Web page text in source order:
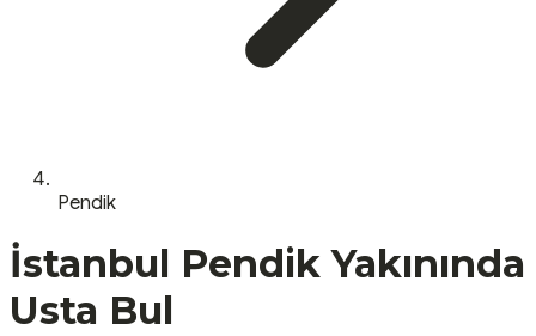
Pendik
İstanbul Pendik Yakınında
Usta Bul